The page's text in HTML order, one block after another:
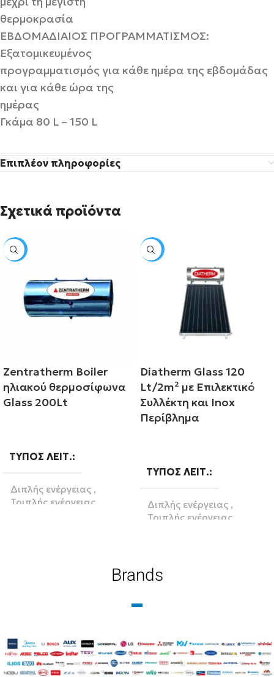
θερμοκρασία
ΕΒΔΟΜΑΔΙΑΙΟΣ ΠΡΟΓΡΑΜΜΑΤΙΣΜΟΣ:
Εξατομικευμένος
προγραμματισμός για κάθε ημέρα της εβδομάδας
και για κάθε ώρα της
ημέρας
Γκάμα 80 L – 150 L
Επιπλέον πληροφορίες
Σχετικά προϊόντα
SALE
Zentratherm Boiler
ηλιακού θερμοσίφωνα
Glass 200Lt
ΤΎΠΟΣ ΛΕΙΤ.
Διπλής ενέργειας ,
Τριπλής ενέργειας
ΥΛΙΚΌ Glass
SALE
Diatherm Glass 120
Lt/2m² με Επιλεκτικό
Συλλέκτη και Inox
Περίβλημα
ΤΎΠΟΣ ΛΕΙΤ.
Διπλής ενέργειας ,
Τριπλής ενέργειας
ΕΠΙΦΆΝΕΙΑ(M2) 2
Brands